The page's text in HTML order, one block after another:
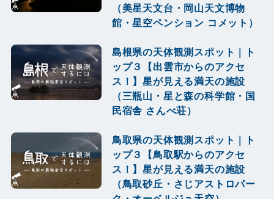
（美星天文台・岡山天文博物
館・星空ペンション コメット）
島根県の天体観測スポット｜ト
ップ３【出雲市からのアクセ
ス！】星が見える満天の施設
（三瓶山・星と森の科学館・国
民宿舎 さんべ荘）
鳥取県の天体観測スポット｜ト
ップ３【鳥取駅からのアクセ
ス！】星が見える満天の施設
（鳥取砂丘・さじアストロパー